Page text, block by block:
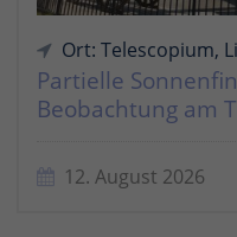
Ort: Telescopium,
Partielle
Beobachtung am
12. August 2026